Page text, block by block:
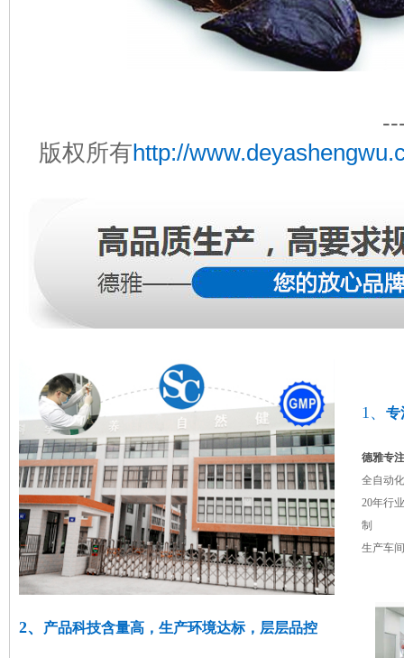
版权所有http://
1、 专
德雅专
全自动
20年行
制
生产车
2、 产品科技含量高，生产环境达标，层层品控